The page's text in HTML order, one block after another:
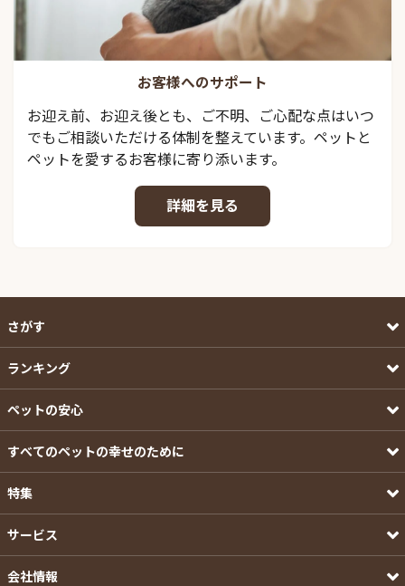
お客様へのサポート
お迎え前、お迎え後とも、ご不明、ご心配な点はいつ
でもご相談いただける体制を整えています。ペットと
ペットを愛するお客様に寄り添います。
詳細を見る
さがす
ランキング
ペットの安心
すべてのペットの幸せのために
特集
サービス
会社情報